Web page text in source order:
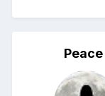
Peace